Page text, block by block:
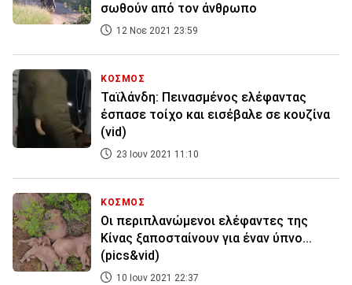
σωθούν από τον άνθρωπο
12 Νοε 2021 23:59
ΚΟΣΜΟΣ
Ταϊλάνδη: Πεινασμένος ελέφαντας
έσπασε τοίχο και εισέβαλε σε κουζίνα
(vid)
23 Ιουν 2021 11:10
ΚΟΣΜΟΣ
Οι περιπλανώμενοι ελέφαντες της
Κίνας ξαποσταίνουν για έναν ύπνο...
(pics&vid)
10 Ιουν 2021 22:37